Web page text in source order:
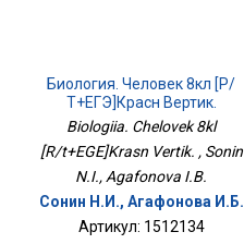
Биология. Человек 8кл [Р/
Т+ЕГЭ]Красн Вертик.
Biologiia. Chelovek 8kl
[R/t+EGE]Krasn Vertik. , Sonin
N.I., Agafonova I.B.
Сонин Н.И., Агафонова И.Б.
Артикул: 1512134